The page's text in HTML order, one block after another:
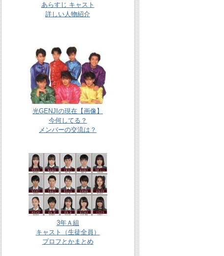
あらすじ キャスト
詳しい人物紹介
光GENJIの現在【画像】
今何してる？
メンバーの交流は？
3年Ａ組
キャスト（生徒全員）
プロフとかまとめ